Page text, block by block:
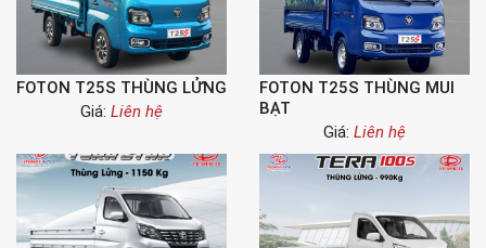
FOTON T25S THÙNG LỬNG
Giá: Liên hệ
FOTON T25S THÙNG MUI
BẠT
Giá: Liên hệ